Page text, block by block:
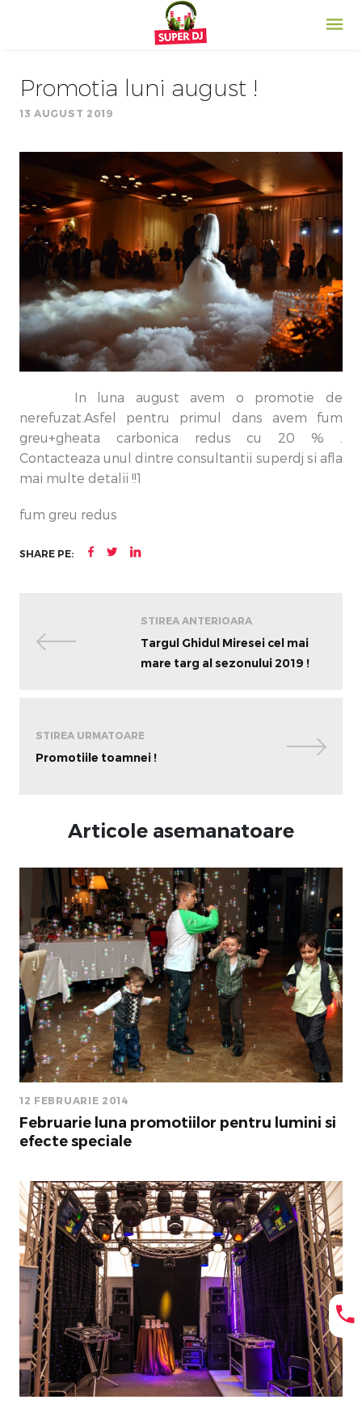
Promotia luni august !
13 AUGUST 2019
In luna august avem o promotie de
nerefuzat.Asfel pentru primul dans avem fum
greu+gheata carbonica redus cu 20 % .
Contacteaza unul dintre consultantii superdj si afla
mai multe detalii !!1
fum greu redus
SHARE PE:
STIREA ANTERIOARA
Targul Ghidul Miresei cel mai
mare targ al sezonului 2019 !
STIREA URMATOARE
Promotiile toamnei !
Articole asemanatoare
12 FEBRUARIE 2014
Februarie luna promotiilor pentru lumini si
efecte speciale